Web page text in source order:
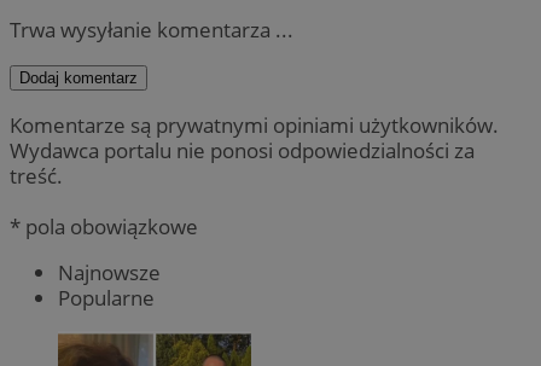
Trwa wysyłanie komentarza ...
Dodaj komentarz
Komentarze są prywatnymi opiniami użytkowników.
Wydawca portalu nie ponosi odpowiedzialności za
treść.
* pola obowiązkowe
Najnowsze
Popularne